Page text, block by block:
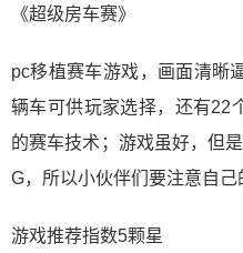
《超级房车赛》
pc移植赛车游戏，画面清晰
辆车可供玩家选择，还有22
的赛车技术；游戏虽好，但
G，所以小伙伴们要注意自己
游戏推荐指数5颗星